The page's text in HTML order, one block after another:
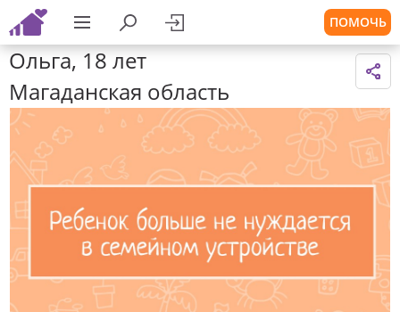
ПОМОЧЬ
Ольга, 18 лет
Магаданская область